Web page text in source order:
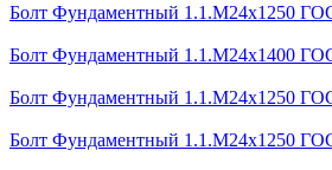
Болт Фундаментный 1.1.М24х1250
Болт Фундаментный 1.1.М24х1400
Болт Фундаментный 1.1.М24х1250
Болт Фундаментный 1.1.М24х1250